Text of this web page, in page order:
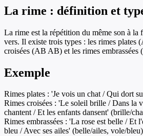
La rime : définition et
La rime est la répétition du même son à la
vers. Il existe trois types : les rimes plates
croisées (AB AB) et les rimes
Exemple
Rimes plates : 'Je vois un chat / Qui dort
Rimes croisées : 'Le soleil brille / Dans la
chantent / Et les enfants dansent' (brille/
Rimes embrassées : 'La rose est belle / Et
bleu / Avec ses ailes' (belle/ailes, vole/